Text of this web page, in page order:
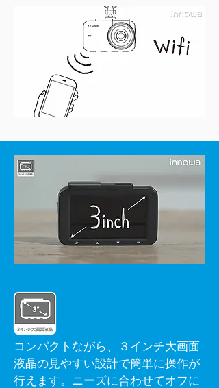
コンパクトながら、３インチ大画面
液晶の見やすい設計で簡単に操作が
行えます。ニーズに合わせてオフに